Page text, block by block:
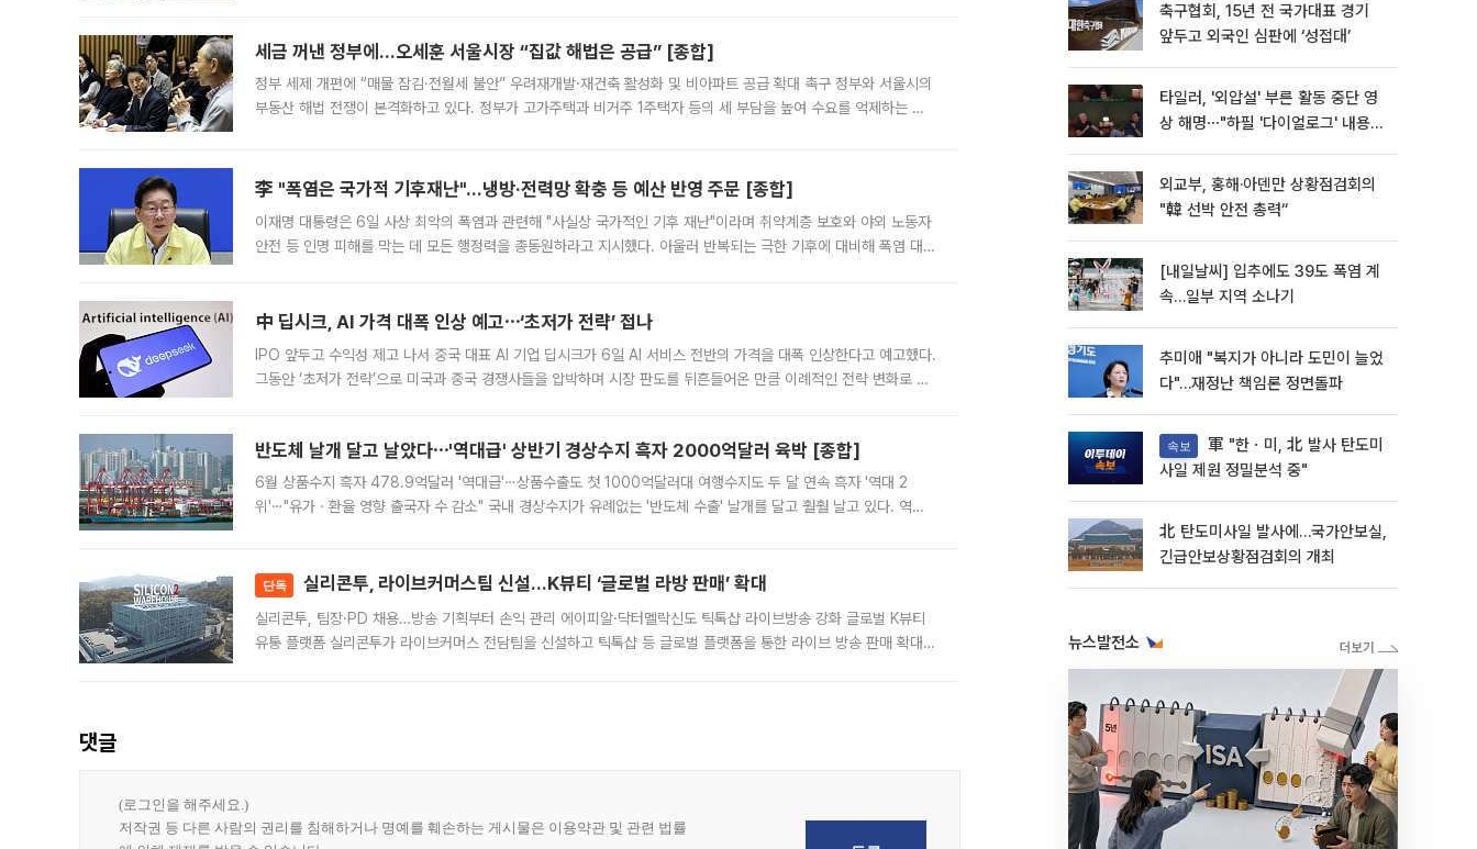
세금 꺼낸 정부에…오세훈 서울시장 “집값 해법은 공급” [종합]
정부 세제 개편에 “매물 잠김·전월세 불안” 우려재개발·재건축 활성화 및 비아파트 공급 확대 촉구 정부와 서울시의
부동산 해법 전쟁이 본격화하고 있다. 정부가 고가주택과 비거주 1주택자 등의 세 부담을 높여 수요를 억제하는 카
李 "폭염은 국가적 기후재난"…냉방·전력망 확충 등 예산 반영 주문 [종합]
이재명 대통령은 6일 사상 최악의 폭염과 관련해 "사실상 국가적인 기후 재난"이라며 취약계층 보호와 야외 노동자
안전 등 인명 피해를 막는 데 모든 행정력을 총동원하라고 지시했다. 아울러 반복되는 극한 기후에 대비해 폭염 대응
中 딥시크, AI 가격 대폭 인상 예고⋯‘초저가 전략’ 접나
IPO 앞두고 수익성 제고 나서 중국 대표 AI 기업 딥시크가 6일 AI 서비스 전반의 가격을 대폭 인상한다고 예고했다.
그동안 ‘초저가 전략’으로 미국과 중국 경쟁사들을 압박하며 시장 판도를 뒤흔들어온 만큼 이례적인 전략 변화로 평
반도체 날개 달고 날았다⋯'역대급' 상반기 경상수지 흑자 2000억달러 육박 [종합]
6월 상품수지 흑자 478.9억달러 '역대급'⋯상품수출도 첫 1000억달러대 여행수지도 두 달 연속 흑자 '역대 2
위'⋯"유가ㆍ환율 영향 출국자 수 감소" 국내 경상수지가 유례없는 '반도체 수출' 날개를 달고 훨훨 날고 있다. 역대
단독 실리콘투, 라이브커머스팀 신설…K뷰티 ‘글로벌 라방 판매’ 확대
실리콘투, 팀장·PD 채용…방송 기획부터 손익 관리 에이피알·닥터멜락신도 틱톡샵 라이브방송 강화 글로벌 K뷰티
유통 플랫폼 실리콘투가 라이브커머스 전담팀을 신설하고 틱톡샵 등 글로벌 플랫폼을 통한 라이브 방송 판매 확대에
댓글
축구협회, 15년 전 국가대표 경기
앞두고 외국인 심판에 ‘성접대’
타일러, '외압설' 부른 활동 중단 영
상 해명⋯"하필 '다이얼로그' 내용이
외교부, 홍해·아덴만 상황점검회의
"韓 선박 안전 총력“
[내일날씨] 입추에도 39도 폭염 계
속…일부 지역 소나기
추미애 "복지가 아니라 도민이 늘었
다"…재정난 책임론 정면돌파
속보
사일 제원 정밀분석 중"
北 탄도미사일 발사에…국가안보실,
긴급안보상황점검회의 개최
뉴스발전소